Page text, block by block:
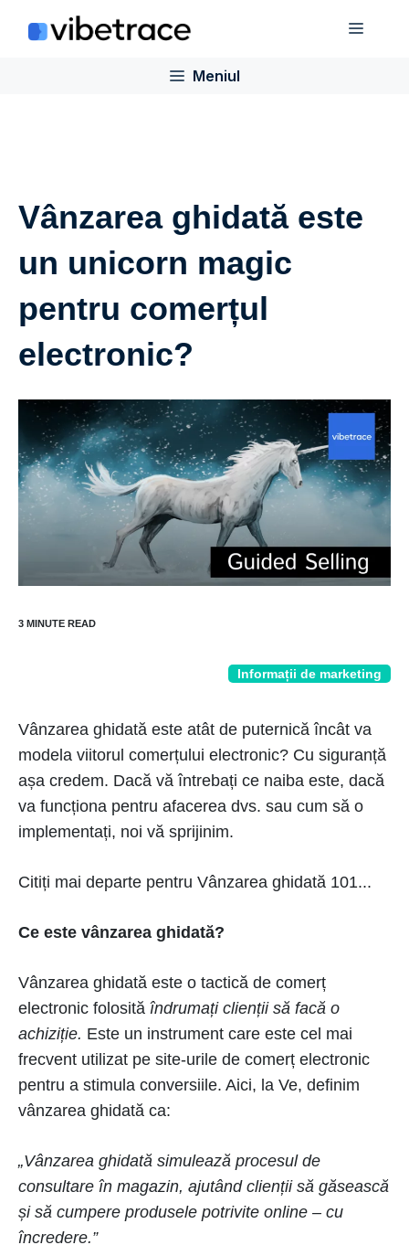
Meniul
Vânzarea ghidată este
un unicorn magic
pentru comerțul
electronic?
Informații de marketing
Vânzarea ghidată este atât de puternică încât va
modela viitorul comerțului electronic? Cu siguranță
așa credem. Dacă vă întrebați ce naiba este, dacă
va funcționa pentru afacerea dvs. sau cum să o
implementați, noi vă sprijinim.
Citiți mai departe pentru Vânzarea ghidată 101...
Ce este vânzarea ghidată?
Vânzarea ghidată este o tactică de comerț
electronic folosită îndrumați clienții să facă o
achiziție. Este un instrument care este cel mai
frecvent utilizat pe site-urile de comerț electronic
pentru a stimula conversiile. Aici, la Ve, definim
vânzarea ghidată ca:
„Vânzarea ghidată simulează procesul de
consultare în magazin, ajutând clienții să găsească
și să cumpere produsele potrivite online – cu
încredere.”